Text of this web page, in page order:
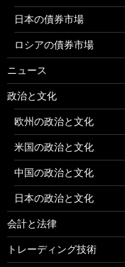
日本の債券市場
ロシアの債券市場
ニュース
政治と文化
欧州の政治と文化
米国の政治と文化
中国の政治と文化
日本の政治と文化
会計と法律
トレーディング技術